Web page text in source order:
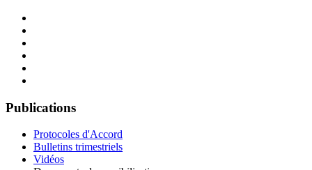
Publications
Protocoles d'Accord
Bulletins trimestriels
Vidéos